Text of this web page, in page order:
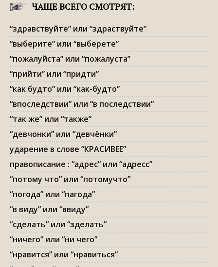
ЧАЩЕ ВСЕГО СМОТРЯТ:
“здравствуйте” или “здраствуйте”
“выберите” или “выберете”
“пожалуйста” или “пожалуста”
“прийти” или “придти”
“как будто” или “как-будто”
“впоследствии” или “в последствии”
“так же” или “также”
“девчонки” или “девчёнки”
ударение в слове “КРАСИВЕЕ”
правописание : “адрес” или “адресс”
“потому что” или “потомучто”
“погода” или “пагода”
“в виду” или “ввиду”
“сделать” или “зделать”
“ничего” или “ни чего”
“нравится” или “нравиться”